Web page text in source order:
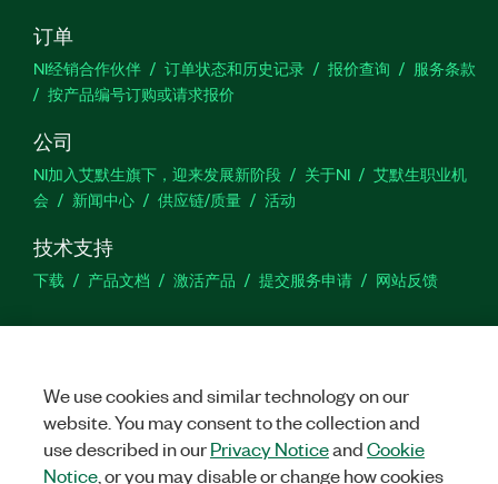
订单
NI经销合作伙伴 订单状态和历史记录 报价查询
服务条款
按产品编号订购或请求报价
公司
NI加入艾默生旗下，迎来发展新阶段 关于NI
艾默生职业机
会
新闻中心 供应链/质量 活动
技术支持
下载 产品文档 激活产品 提交服务申请 网站反馈
NATIONAL INSTRUMENTS CORP. 恩艾 (中国) 仪器有限公司 版权所
有.沪ICP备09002359号. 沪公网安备 31011502018878号
We use cookies and similar technology on our
website. You may consent to the collection and
use described in ourPrivacy NoticeandCookie
Notice, or you may disable or change how cookies